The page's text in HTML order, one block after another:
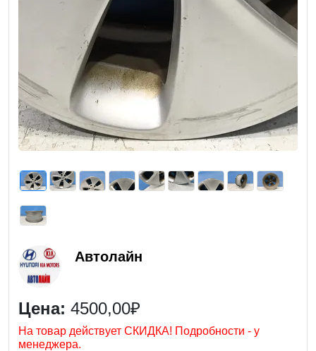
Автолайн
Цена: 4500,00₽
На товар действует СКИДКА! Подробности - у
менеджера.